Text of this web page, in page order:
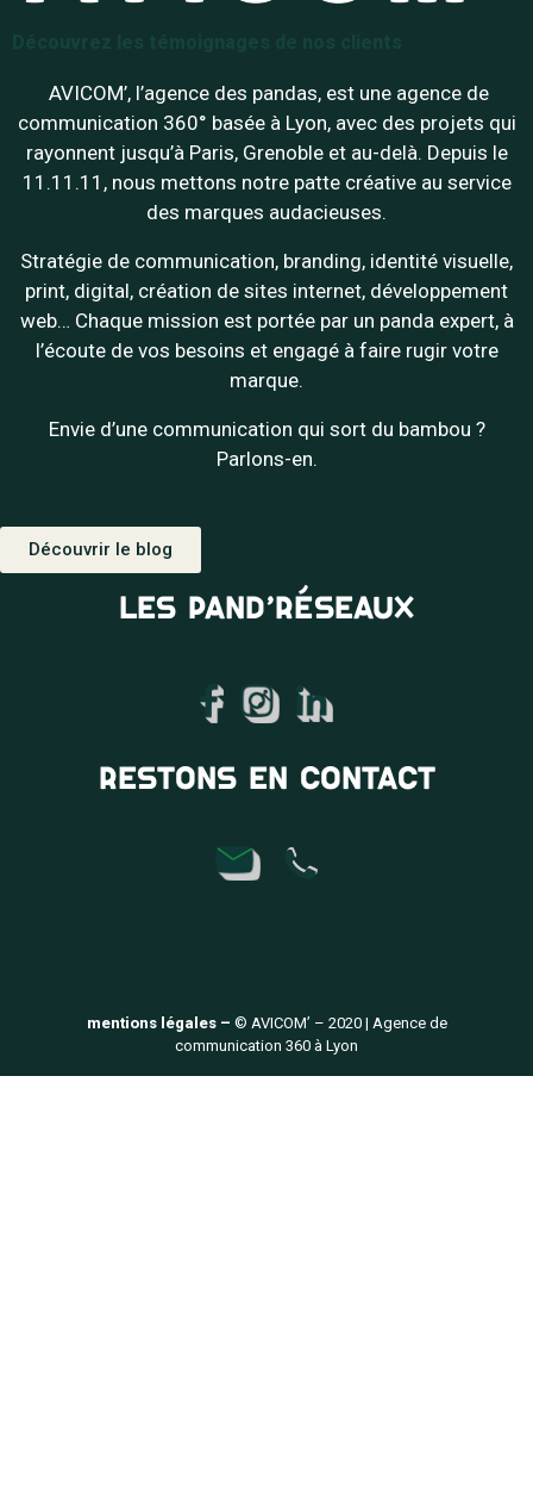
AVICOM’, l’agence des pandas, est une agence de
communication 360° basée à Lyon, avec des projets qui
rayonnent jusqu’à Paris, Grenoble et au-delà. Depuis le
11.11.11, nous mettons notre patte créative au service
des marques audacieuses.
Stratégie de communication, branding, identité visuelle,
print, digital, création de sites internet, développement
web… Chaque mission est portée par un panda expert, à
l’écoute de vos besoins et engagé à faire rugir votre
marque.
Envie d’une communication qui sort du bambou ?
Parlons-en.
Découvrir le blog
LES PAND’RÉSEAUX
RESTONS EN CONTACT
mentions légales – © AVICOM’ – 2020 | Agence de
communication 360 à Lyon